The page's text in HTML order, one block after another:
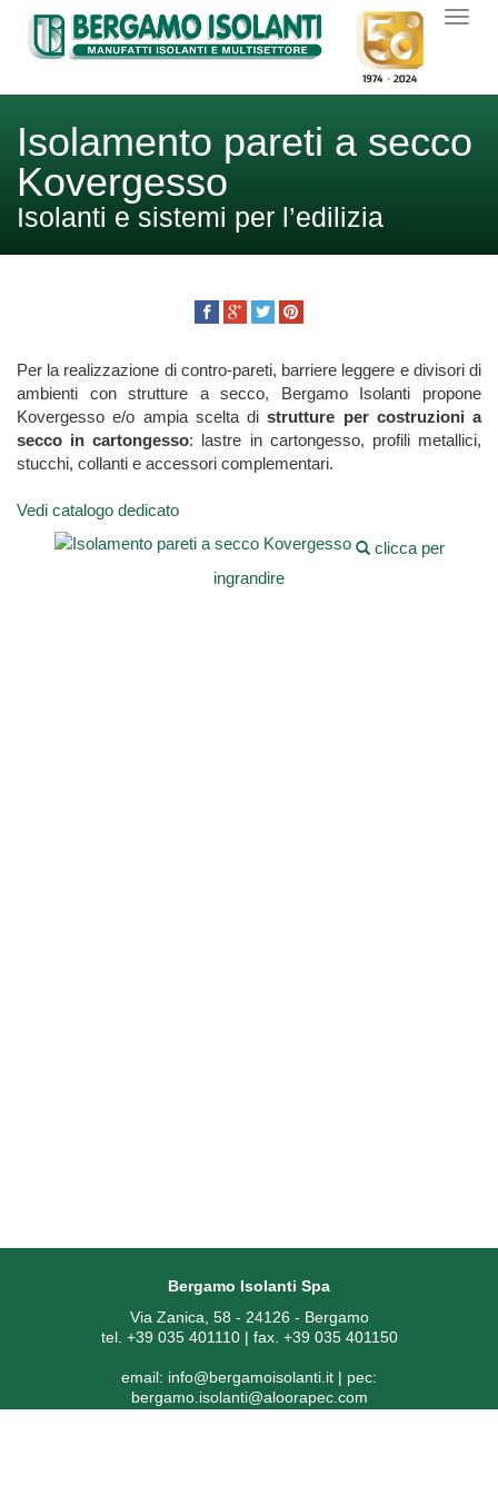
Isolamento pareti a secco
Kovergesso
Isolanti e sistemi per l’edilizia
Per la realizzazione di contro-pareti, barriere leggere e divisori di
ambienti con strutture a secco, Bergamo Isolanti propone
Kovergesso e/o ampia scelta distrutture per costruzioni a
secco in cartongesso: lastre in cartongesso, profili metallici,
stucchi, collanti e accessori complementari.
Vedi catalogo dedicato
clicca per
ingrandire
Bergamo Isolanti Spa
Via Zanica, 58 - 24126 - Bergamo
tel. +39 035 401110 | fax. +39 035 401150
email: info@bergamoisolanti.it | pec:
bergamo.isolanti@aloorapec.com